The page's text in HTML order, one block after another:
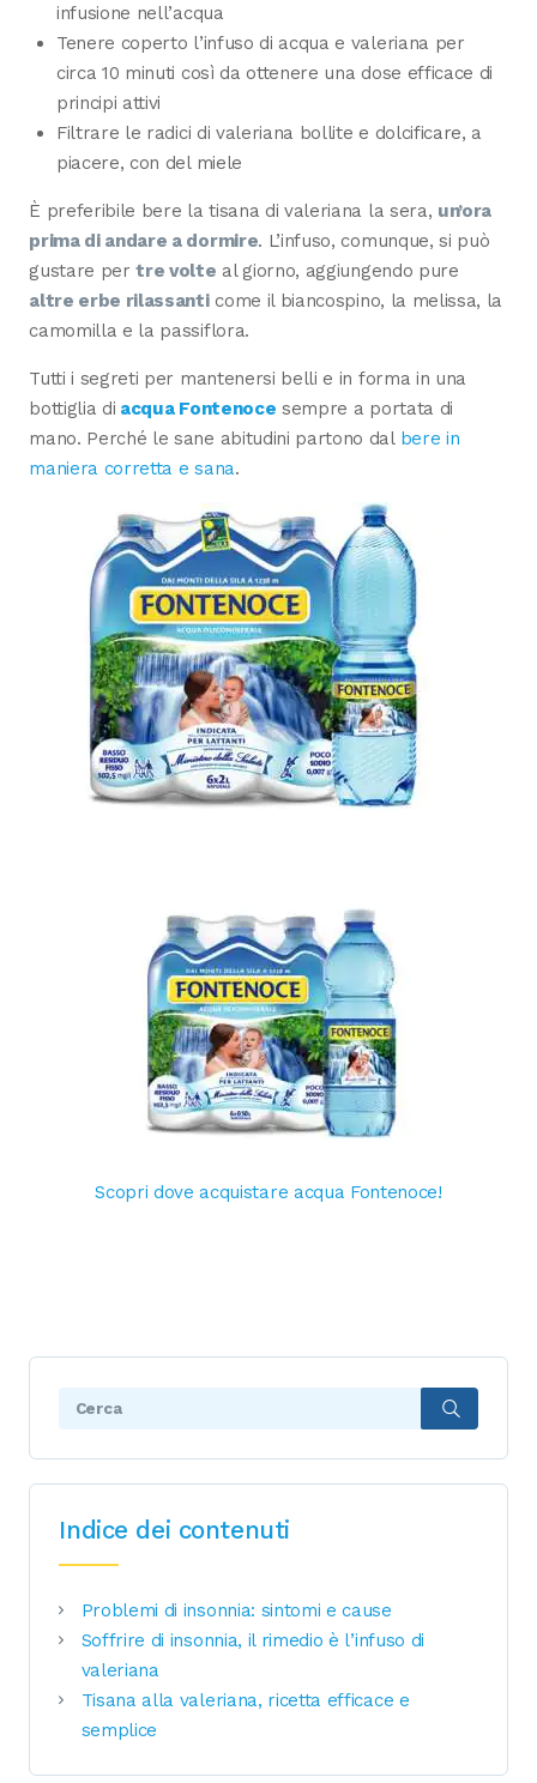
infusione nell’acqua
Tenere coperto l’infuso di acqua e valeriana per
circa 10 minuti così da ottenere una dose efficace di
principi attivi
Filtrare le radici di valeriana bollite e dolcificare, a
piacere, con del miele
È preferibile bere la tisana di valeriana la sera, un’ora
prima di andare a dormire. L’infuso, comunque, si può
gustare pertre volte al giorno, aggiungendo pure
altre erbe rilassanticome il biancospino, la melissa, la
camomilla e la passiflora.
Tutti i segreti per mantenersi belli e in forma in una
bottiglia di acqua Fontenoce sempre a portata di
mano. Perché le sane abitudini partono dal bere in
maniera corretta e sana.
Scopri dove acquistare acqua Fontenoce!
Search:
Indice dei contenuti
Problemi di insonnia: sintomi e cause
Soffrire di insonnia, il rimedio è l’infuso di
valeriana
Tisana alla valeriana, ricetta efficace e
semplice